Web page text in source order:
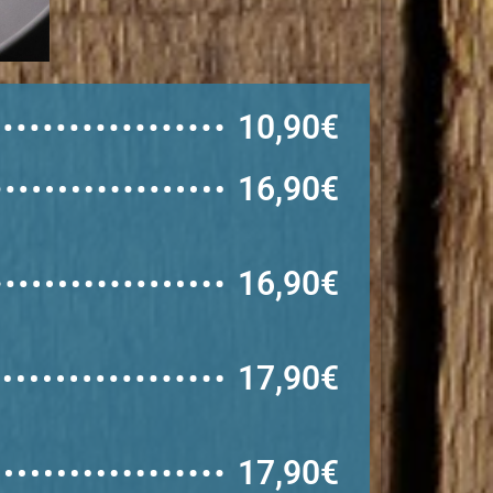
10,90€
16,90€
16,90€
17,90€
17,90€